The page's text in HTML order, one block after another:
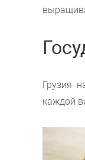
Грузия
каждой